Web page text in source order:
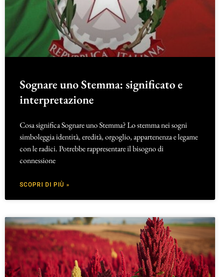
Sognare uno Stemma: significato e
interpretazione
Cosa significa Sognare uno Stemma? Lo stemma nei sogni
simboleggia identità, eredità, orgoglio, appartenenza e legame
con le radici. Potrebbe rappresentare il bisogno di
connessione
SCOPRI DI PIÙ »